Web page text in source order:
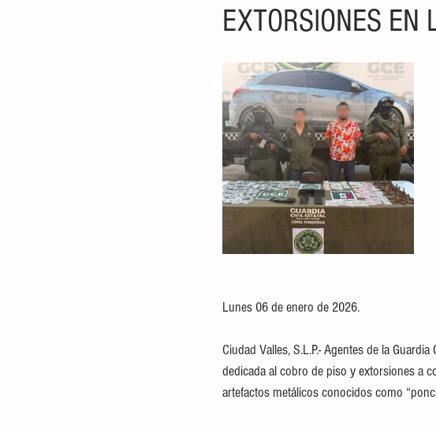
EXTORSIONES EN
Lunes 06 de enero de 2026.
Ciudad Valles, S.L.P.- Agentes de la
dedicada al cobro de piso y extorsiones a
artefactos metálicos conocidos como